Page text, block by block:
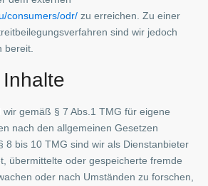
consumers/odr/ zu erreichen. Zu einer
sind wir jedoch
bereit.
gemäß § 7 Abs.1 TMG für eigene
nach den allgemeinen Gesetzen
8 bis 10 TMG sind wir als Dienstanbieter
übermittelte oder gespeicherte fremde
oder nach Umständen zu forschen,
es werden wollen
einfach Geld verdienen